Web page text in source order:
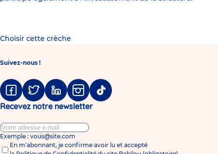
Choisir cette crèche
Suivez-nous !
FacebookTwitter LinkedinInstagramTiktok
Recevez notre newsletter
Exemple : vous@site.com
En m'abonnant, je confirme avoir lu et accepté